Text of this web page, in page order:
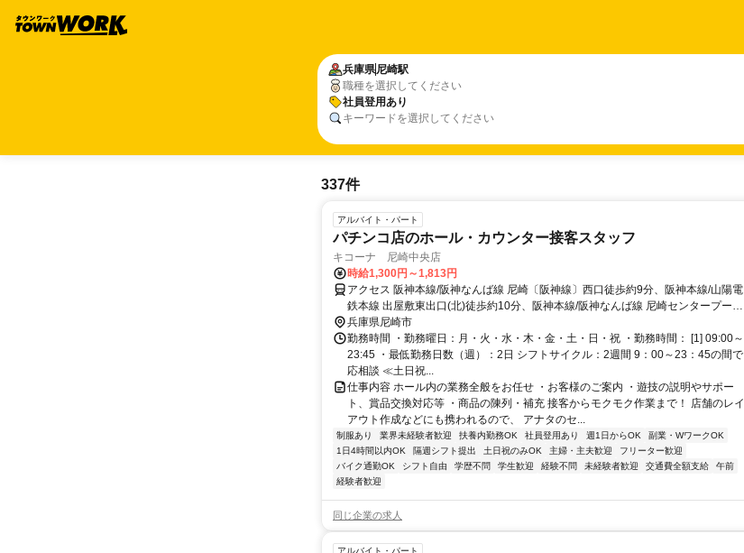
兵庫県尼崎駅
職種を選択してください
社員登用あり
キーワードを選択してください
337件
アルバイト・パート
パチンコ店のホール・カウンター接客スタッフ
キコーナ 尼崎中央店
時給1,300円～1,813円
アクセス 阪神本線/阪神なんば線 尼崎〔阪神線〕西口徒歩約9分、阪神本線/山陽電
鉄本線 出屋敷東出口(北)徒歩約10分、阪神本線/阪神なんば線 尼崎センタープール
前北口徒歩約21分 2号線沿いにあるりそな銀行さん、尼崎信用金庫さんから徒歩１
分
兵庫県尼崎市
勤務時間 ・勤務曜日：月・火・水・木・金・土・日・祝 ・勤務時間： [1] 09:00～
23:45 ・最低勤務日数（週）：2日 シフトサイクル：2週間 9：00～23：45の間で
応相談 ≪土日祝...
仕事内容 ホール内の業務全般をお任せ ・お客様のご案内 ・遊技の説明やサポー
ト、賞品交換対応等 ・商品の陳列・補充 接客からモクモク作業まで！ 店舗のレイ
アウト作成などにも携われるので、 アナタのセ...
制服あり 業界未経験者歓迎 扶養内勤務OK 社員登用あり 週1日からOK
副業・WワークOK
1日4時間以内OK
隔週シフト提出 土日祝のみOK 主婦・主夫歓迎
フリーター歓迎
バイク通勤OK
シフト自由 学歴不問 学生歓迎 経験不問 未経験者歓迎 交通費全額支給
午前
経験者歓迎
同じ企業の求人
アルバイト・パート